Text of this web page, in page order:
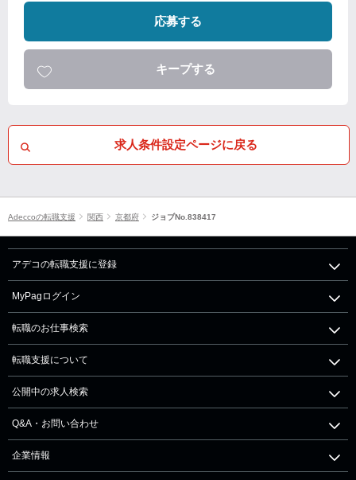
応募する
キープする
求人条件設定ページに戻る
Adeccoの転職支援 関西 京都府 ジョブNo.838417
アデコの転職支援に登録
MyPagログイン
転職のお仕事検索
転職支援について
公開中の求人検索
Q&A・お問い合わせ
企業情報